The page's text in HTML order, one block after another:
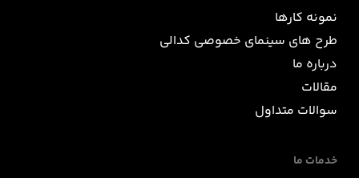
نمونه کارها
طرح های سینمای خصوصی کدالی
درباره ما
مقالات
سوالات متداول
خدمات ما